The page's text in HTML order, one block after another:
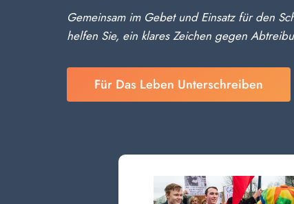
Gemeinsam im Gebet und Einsatz für den
helfen Sie, ein klares Zeichen gegen
Für Das Leben Unterschreiben